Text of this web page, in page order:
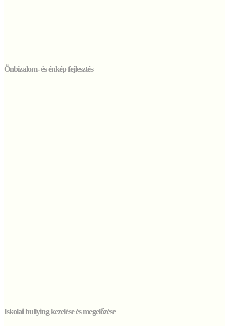
Önbizalom- és énkép fejlesztés
Iskolai bullying kezelése és megelőzése